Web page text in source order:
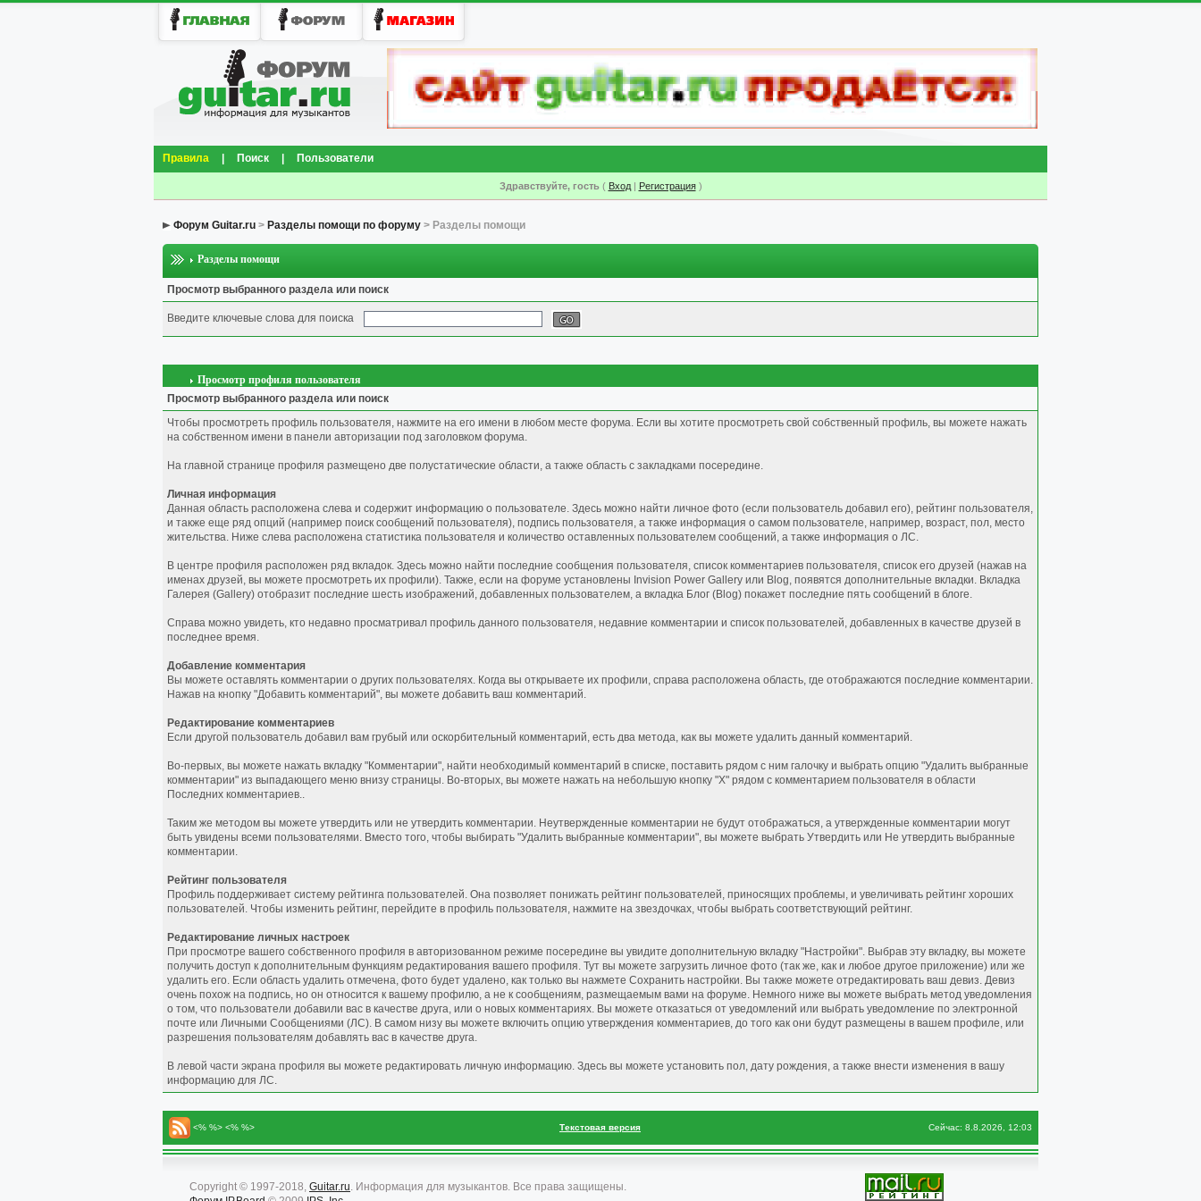
Правила Поиск Пользователи
Здравствуйте, гость( Вход| Регистрация)
Форум Guitar.ru > Разделы помощи по форуму > Разделы помощи
Разделы помощи
Просмотр выбранного раздела или поиск
Введите ключевые слова для поиска
Просмотр профиля пользователя
Просмотр выбранного раздела или поиск
Чтобы просмотреть профиль пользователя, нажмите на его имени в любом месте форума. Если вы хотите просмотреть свой собственный профиль, вы можете нажать
на собственном имени в панели авторизации под заголовком форума.
На главной странице профиля размещено две полустатические области, а также область с закладками посередине.
Личная информация
Данная область расположена слева и содержит информацию о пользователе. Здесь можно найти личное фото (если пользователь добавил его), рейтинг пользователя,
и также еще ряд опций (например поиск сообщений пользователя), подпись пользователя, а также информация о самом пользователе, например, возраст, пол, место
жительства. Ниже слева расположена статистика пользователя и количество оставленных пользователем сообщений, а также информация о ЛС.
В центре профиля расположен ряд вкладок. Здесь можно найти последние сообщения пользователя, список комментариев пользователя, список его друзей (нажав на
именах друзей, вы можете просмотреть их профили). Также, если на форуме установлены Invision Power Gallery или Blog, появятся дополнительные вкладки. Вкладка
Галерея (Gallery) отобразит последние шесть изображений, добавленных пользователем, а вкладка Блог (Blog) покажет последние пять сообщений в блоге.
Справа можно увидеть, кто недавно просматривал профиль данного пользователя, недавние комментарии и список пользователей, добавленных в качестве друзей в
последнее время.
Добавление комментария
Вы можете оставлять комментарии о других пользователях. Когда вы открываете их профили, справа расположена область, где отображаются последние комментарии.
Нажав на кнопку "Добавить комментарий", вы можете добавить ваш комментарий.
Редактирование комментариев
Если другой пользователь добавил вам грубый или оскорбительный комментарий, есть два метода, как вы можете удалить данный комментарий.
Во-первых, вы можете нажать вкладку "Комментарии", найти необходимый комментарий в списке, поставить рядом с ним галочку и выбрать опцию "Удалить выбранные
комментарии" из выпадающего меню внизу страницы. Во-вторых, вы можете нажать на небольшую кнопку "Х" рядом с комментарием пользователя в области
Последних комментариев..
Таким же методом вы можете утвердить или не утвердить комментарии. Неутвержденные комментарии не будут отображаться, а утвержденные комментарии могут
быть увидены всеми пользователями. Вместо того, чтобы выбирать "Удалить выбранные комментарии", вы можете выбрать Утвердить или Не утвердить выбранные
комментарии.
Рейтинг пользователя
Профиль поддерживает систему рейтинга пользователей. Она позволяет понижать рейтинг пользователей, приносящих проблемы, и увеличивать рейтинг хороших
пользователей. Чтобы изменить рейтинг, перейдите в профиль пользователя, нажмите на звездочках, чтобы выбрать соответствующий рейтинг.
Редактирование личных настроек
При просмотре вашего собственного профиля в авторизованном режиме посередине вы увидите дополнительную вкладку "Настройки". Выбрав эту вкладку, вы можете
получить доступ к дополнительным функциям редактирования вашего профиля. Тут вы можете загрузить личное фото (так же, как и любое другое приложение) или же
удалить его. Если область удалить отмечена, фото будет удалено, как только вы нажмете Сохранить настройки. Вы также можете отредактировать ваш девиз. Девиз
очень похож на подпись, но он относится к вашему профилю, а не к сообщениям, размещаемым вами на форуме. Немного ниже вы можете выбрать метод уведомления
о том, что пользователи добавили вас в качестве друга, или о новых комментариях. Вы можете отказаться от уведомлений или выбрать уведомление по электронной
почте или Личными Сообщениями (ЛС). В самом низу вы можете включить опцию утверждения комментариев, до того как они будут размещены в вашем профиле, или
разрешения пользователям добавлять вас в качестве друга.
В левой части экрана профиля вы можете редактировать личную информацию. Здесь вы можете установить пол, дату рождения, а также внести изменения в вашу
информацию для ЛС.
<% %> <% %> Текстовая версия Сейчас: 8.8.2026, 12:03
Copyright © 1997-2018, Guitar.ru. Информация для музыкантов. Все права защищены.